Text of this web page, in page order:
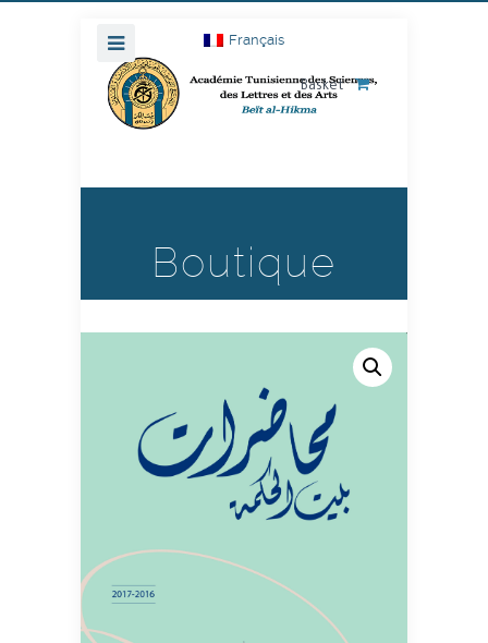
Français
Basket
Boutique